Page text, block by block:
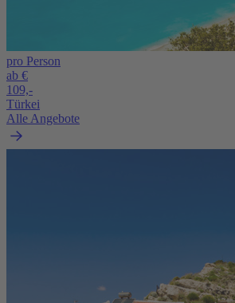
pro Person
ab €
109,-
Türkei
Alle Angebote